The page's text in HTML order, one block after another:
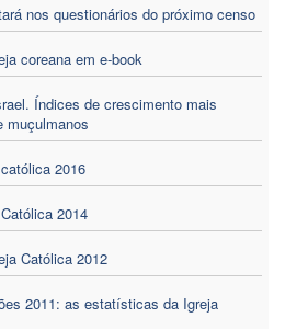
nos questionários do próximo censo
coreana em e-book
Índices de crescimento mais
muçulmanos
2016
2014
Católica 2012
2011: as estatísticas da Igreja